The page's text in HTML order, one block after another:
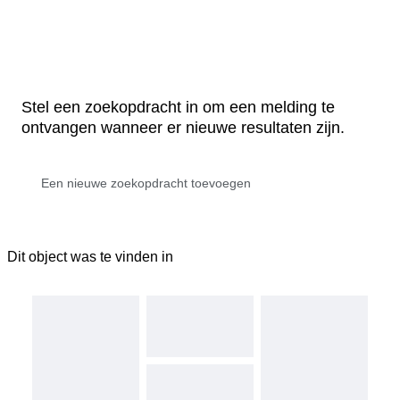
Stel een zoekopdracht in om een melding te
ontvangen wanneer er nieuwe resultaten zijn.
Dit object was te vinden in